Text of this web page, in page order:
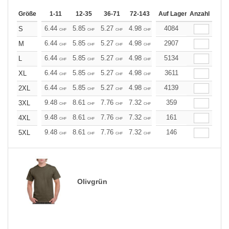
Größe 1-11 12-35 36-71 72-143 144-287 288 +
Auf Lager Anzahl
S 6.44 CHF 5.85 CHF 5.27 CHF 4.98 CHF 4.68CHF
4084
M
6.44 CHF 5.85 CHF 5.27 CHF 4.98 CHF 4.68CHF
2907
L
6.44 CHF 5.85 CHF 5.27 CHF 4.98 CHF 4.68CHF
5134
XL
6.44 CHF 5.85 CHF 5.27 CHF 4.98 CHF 4.68
3611
2XL
6.44 CHF 5.85 CHF 5.27 CHF 4.98 CHF 4.68CHF
4139
3XL
9.48 CHF 8.61 CHF 7.76 CHF 7.32 CHF 6.89CHF
359
4XL
9.48 CHF 8.61 CHF 7.76 CHF 7.32 CHF 6.89CHF
161
5XL
9.48 CHF 8.61 CHF 7.76 CHF 7.32 CHF 6.89CHF
146
Olivgrün